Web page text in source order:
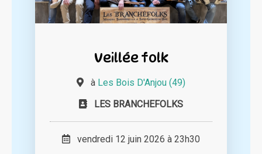
Veillée folk
à Les Bois D'Anjou (49)
LES BRANCHEFOLKS
vendredi 12 juin 2026 à 23h30